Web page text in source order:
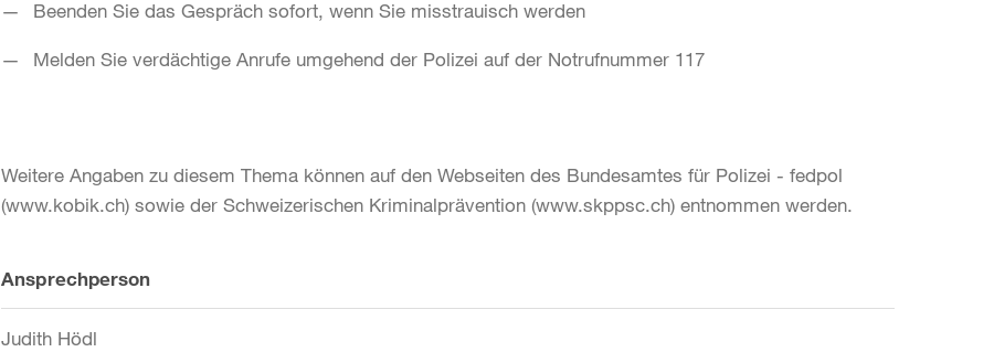
Beenden Sie das Gespräch sofort, wenn Sie misstrauisch werden
Melden Sie verdächtige Anrufe umgehend der Polizei auf der Notrufnummer 117
Weitere Angaben zu diesem Thema können auf den Webseiten des Bundesamtes für Polizei - fedpol
(www.kobik.ch) sowie der Schweizerischen Kriminalprävention (www.skppsc.ch) entnommen werden.
Weitere
Informationen
Ansprechperson
Judith Hödl